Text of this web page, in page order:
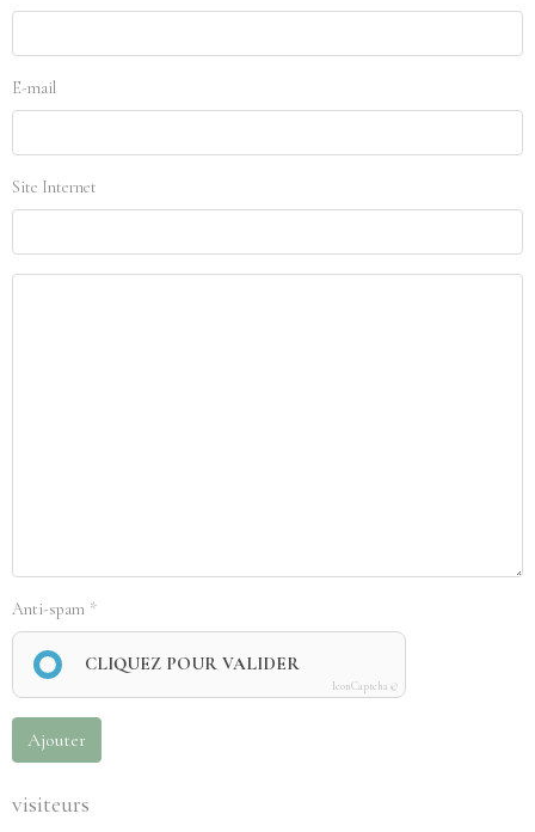
E-mail
Site Internet
Anti-spam
CLIQUEZ POUR VALIDER
IconCaptcha ©
Ajouter
visiteurs